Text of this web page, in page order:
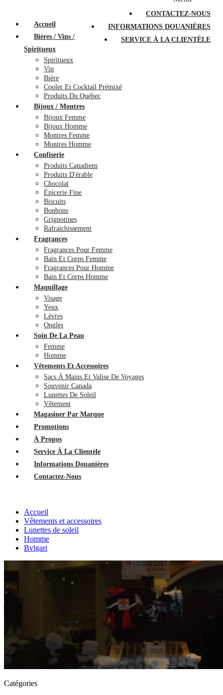
CONTACTEZ-NOUS
INFORMATIONS DOUANIÈRES
SERVICE À LA CLIENTÈLE
Accueil
Bières / Vins /
Spiritueux
Spiritueux
Vin
Bière
Cooler Et Cocktail Prémixé
Produits Du Québec
Bijoux / Montres
Bijoux Femme
Bijoux Homme
Montres Femme
Montres Homme
Confiserie
Produits Canadiens
Produits D'érable
Chocolat
Épicerie Fine
Biscuits
Bonbons
Grignotines
Rafraichissement
Fragrances
Fragrances Pour Femme
Bain Et Corps Femme
Fragrances Pour Homme
Bain Et Corps Homme
Maquillage
Visage
Yeux
Lèvres
Ongles
Soin De La Peau
Femme
Homme
Vêtements Et Accessoires
Sacs À Mains Et Valise De Voyages
Souvenir Canada
Lunettes De Soleil
Vêtement
Magasiner Par Marque
Promotions
À Propos
Service À La Clientèle
Informations Douanières
Contactez-Nous
Accueil
Vêtements et accessoires
Lunettes de soleil
Homme
Bvlgari
Catégories